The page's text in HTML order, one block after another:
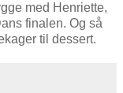
med Henriette,
finalen. Og så
til dessert.